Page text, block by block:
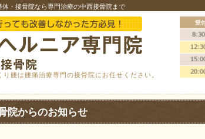
体・接骨院なら専門治療の中西接骨院まで
り腰は腰痛治療専門の接骨院にお任せください。
院からのお知らせ